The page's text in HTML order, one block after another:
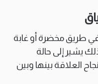
في طريق مخضرة أو غابة
يشير إلى حالة
العلاقة بينها وبين